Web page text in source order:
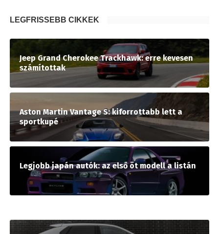
LEGFRISSEBB CIKKEK
Jeep Grand Cherokee Trackhawk: erre kevesen
számítottak
Aston Martin Vantage S: kiforrottabb lett a
sportkupé
Legjobb japán autók: az első öt modell a listán